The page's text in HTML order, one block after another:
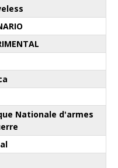
Nationale d'armes